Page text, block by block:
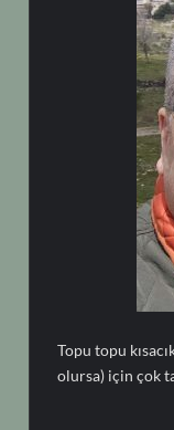
Topu topu
olursa) için çok